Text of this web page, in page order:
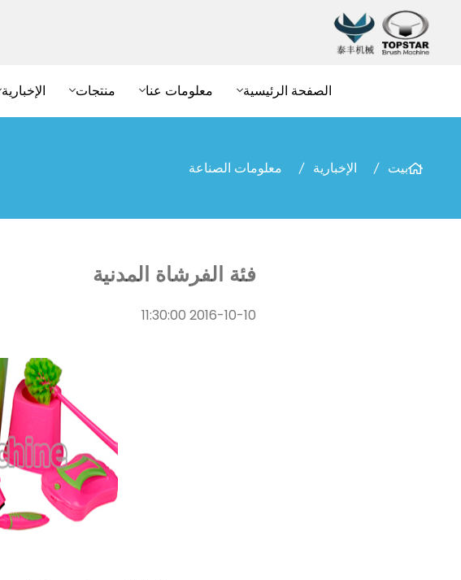
الصفحة الرئيسية معلومات عنا منتجات الإخبارية
بيت الإخبارية معلومات الصناعة
فئة الفرشاة المدنية
2016-10-10 11:30:00